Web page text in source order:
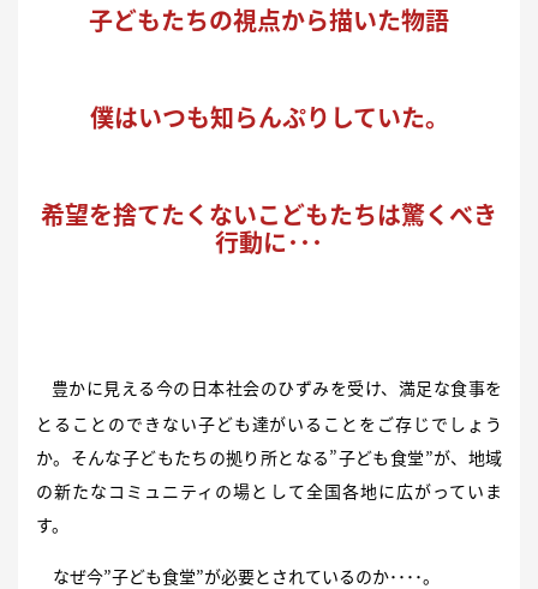
子どもたちの視点から描いた物語
僕はいつも知らんぷりしていた。
希望を捨てたくないこどもたちは驚くべき
行動に･･･
豊かに見える今の日本社会のひずみを受け、満足な食事を
とることのできない子ども達がいることをご存じでしょう
か。そんな子どもたちの拠り所となる”子ども食堂”が、地域
の新たなコミュニティの場として全国各地に広がっていま
す。
なぜ今”子ども食堂”が必要とされているのか････。